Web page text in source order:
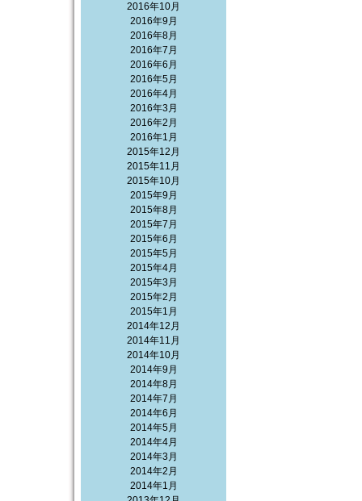
2016年10月
2016年9月
2016年8月
2016年7月
2016年6月
2016年5月
2016年4月
2016年3月
2016年2月
2016年1月
2015年12月
2015年11月
2015年10月
2015年9月
2015年8月
2015年7月
2015年6月
2015年5月
2015年4月
2015年3月
2015年2月
2015年1月
2014年12月
2014年11月
2014年10月
2014年9月
2014年8月
2014年7月
2014年6月
2014年5月
2014年4月
2014年3月
2014年2月
2014年1月